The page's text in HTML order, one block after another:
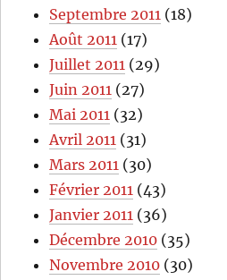
Septembre 2011 (18)
Août 2011 (17)
Juillet 2011 (29)
Juin 2011 (27)
Mai 2011 (32)
Avril 2011 (31)
Mars 2011 (30)
Février 2011 (43)
Janvier 2011 (36)
Décembre 2010 (35)
Novembre 2010 (30)